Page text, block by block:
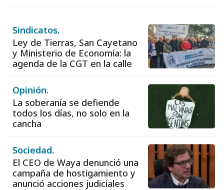
Sindicatos.
Ley de Tierras, San Cayetano
y Ministerio de Economía: la
agenda de la CGT en la calle
Opinión.
La soberanía se defiende
todos los días, no solo en la
cancha
Sociedad.
El CEO de Waya denunció una
campaña de hostigamiento y
anunció acciones judiciales